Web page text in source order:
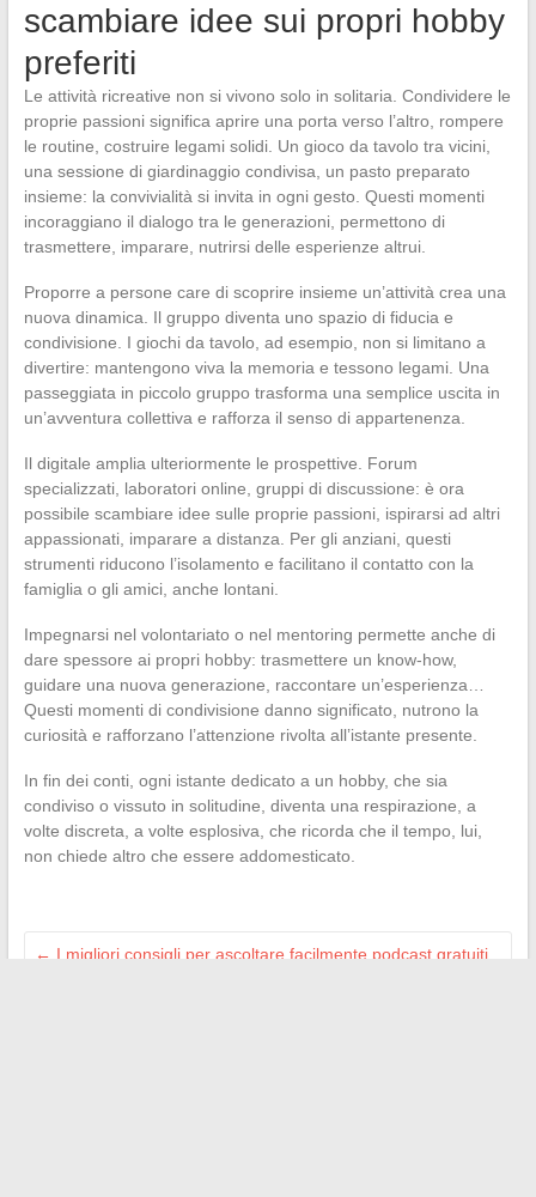
scambiare idee sui propri hobby
preferiti
Le attività ricreative non si vivono solo in solitaria. Condividere le
proprie passioni significa aprire una porta verso l’altro, rompere
le routine, costruire legami solidi. Un gioco da tavolo tra vicini,
una sessione di giardinaggio condivisa, un pasto preparato
insieme: la convivialità si invita in ogni gesto. Questi momenti
incoraggiano il dialogo tra le generazioni, permettono di
trasmettere, imparare, nutrirsi delle esperienze altrui.
Proporre a persone care di scoprire insieme un’attività crea una
nuova dinamica. Il gruppo diventa uno spazio di fiducia e
condivisione. I giochi da tavolo, ad esempio, non si limitano a
divertire: mantengono viva la memoria e tessono legami. Una
passeggiata in piccolo gruppo trasforma una semplice uscita in
un’avventura collettiva e rafforza il senso di appartenenza.
Il digitale amplia ulteriormente le prospettive. Forum
specializzati, laboratori online, gruppi di discussione: è ora
possibile scambiare idee sulle proprie passioni, ispirarsi ad altri
appassionati, imparare a distanza. Per gli anziani, questi
strumenti riducono l’isolamento e facilitano il contatto con la
famiglia o gli amici, anche lontani.
Impegnarsi nel volontariato o nel mentoring permette anche di
dare spessore ai propri hobby: trasmettere un know-how,
guidare una nuova generazione, raccontare un’esperienza…
Questi momenti di condivisione danno significato, nutrono la
curiosità e rafforzano l’attenzione rivolta all’istante presente.
In fin dei conti, ogni istante dedicato a un hobby, che sia
condiviso o vissuto in solitudine, diventa una respirazione, a
volte discreta, a volte esplosiva, che ricorda che il tempo, lui,
non chiede altro che essere addomesticato.
← I migliori consigli per ascoltare facilmente podcast gratuiti